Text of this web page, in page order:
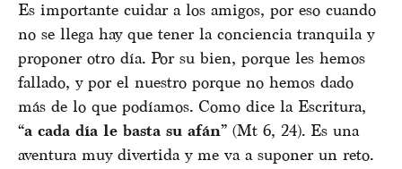
Es importante cuidar a los amigos, por eso cuando
no se llega hay que tener la conciencia tranquila y
proponer otro día. Por su bien, porque les hemos
fallado, y por el nuestro porque no hemos dado
más de lo que podíamos. Como dice la Escritura,
“a cada día le basta su afán” (Mt 6, 24). Es una
aventura muy divertida y me va a suponer un reto.